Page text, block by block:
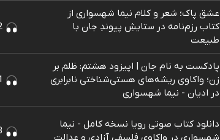
عشق پاک؛ شعر و کلام نیما شهسواری از
کتاب رزم‌نامه در ستایشِ پیوندِ جان با
طبیعت
پادکست به نام جان | اپیزود هشتم: ظلم بر
زن؛ واکاوی ریشه‌های هستی‌شناختی نابرابری
در ادیان - نیما شهسواری
دانلود کتاب صوتی رویا نسخه کامل - نیما
شهسواری در واکاوی فلسفی آزادی و عدالت